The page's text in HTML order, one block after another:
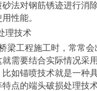
法对钢筋锈迹进行消
性能。
理技术
梁工程施工时，常常会
需要结合实际情况采
如锚喷技术就是一种
点的端头破损处理技